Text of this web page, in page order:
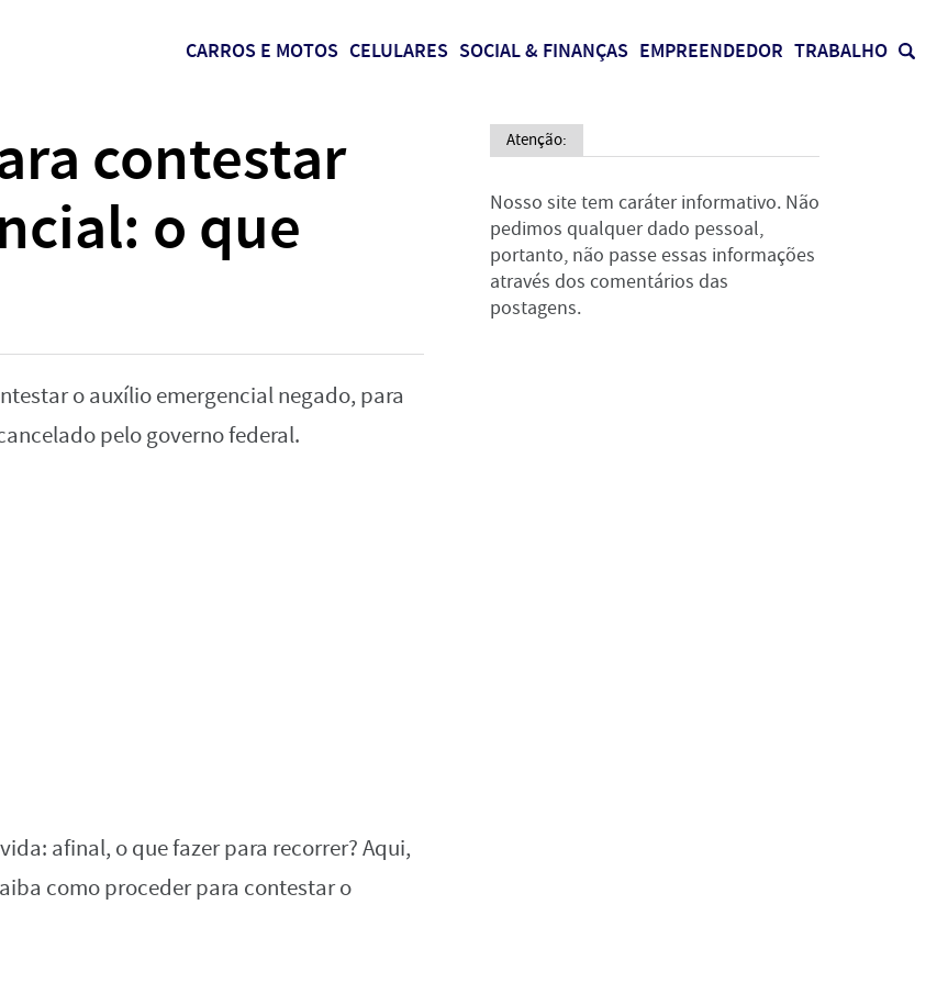
CARROS E MOTOS CELULARES SOCIAL & FINANÇAS EMPREENDEDOR TRABALHO
contestar
o que
o auxílio emergencial negado, para
pelo governo federal.
afinal, o que fazer para recorrer? Aqui,
como proceder para contestar o
Atenção:
Nosso site tem caráter informativo. Não
pedimos qualquer dado pessoal,
portanto, não passe essas informações
através dos comentários das
postagens.